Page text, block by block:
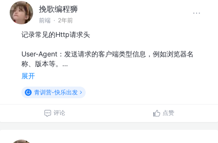
挽歌编程狮
前端 · 2年前
记录常见的Http请求头
User-Agent：发送请求的客户端类型信息，例如浏览器名
称、版本等。…
展开
青训营-快乐出发
评论 点赞